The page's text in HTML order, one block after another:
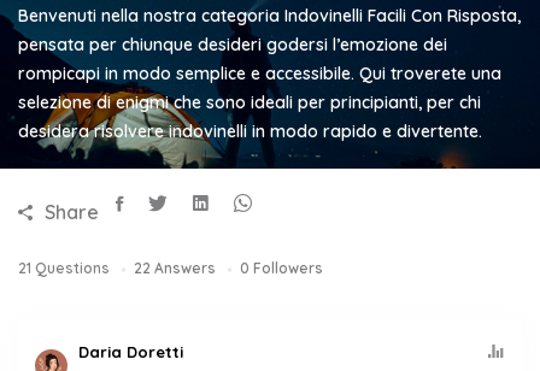
Benvenuti nella nostra categoria Indovinelli Facili Con Risposta,
pensata per chiunque desideri godersi l’emozione dei
rompicapi in modo semplice e accessibile. Qui troverete una
selezione di enigmi che sono ideali per principianti, per chi
desidera risolvere indovinelli in modo rapido e divertente.
Share
0 Followers
22 Answers
21 Questions
Daria Doretti